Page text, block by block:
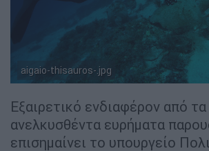
aigaio-thisauros-.jpg
Εξαιρετικό ενδιαφέρον από τα
ανελκυσθέντα ευρήματα
επισημαίνει το υπουργείο